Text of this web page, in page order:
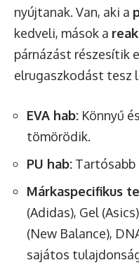
nyújtanak. Van, aki a
kedveli, mások a
párnázást részesítik
elrugaszkodást tesz
EVA hab: Könnyű
tömörödik.
PU hab: Tartósabb
Márkaspecifikus
(Adidas), Gel
(New Balance),
sajátos